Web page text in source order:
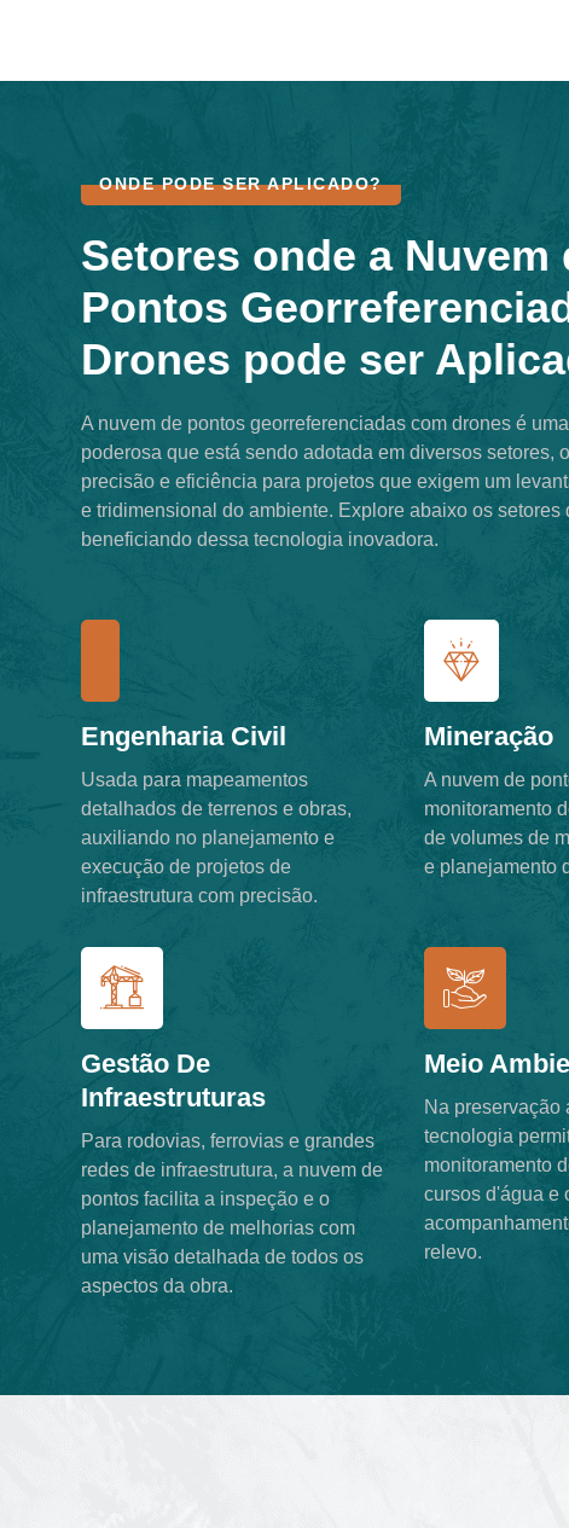
ONDE PODE SER APLICADO?
Setores onde a Nuvem
Pontos
Drones pode ser
A nuvem de pontos georreferenciadas com drones é
poderosa que está sendo adotada em diversos setores,
precisão e eficiência para projetos que exigem um
e tridimensional do ambiente. Explore abaixo os setores
beneficiando dessa tecnologia inovadora.
Engenharia Civil
Usada para mapeamentos
detalhados de terrenos e obras,
auxiliando no planejamento e
execução de projetos de
infraestrutura com precisão.
Mineração
A nuvem de
monitoramento
de volumes de
e planejamento
Gestão De
Infraestruturas
Para rodovias, ferrovias e grandes
redes de infraestrutura, a nuvem de
pontos facilita a inspeção e o
planejamento de melhorias com
uma visão detalhada de todos os
aspectos da obra.
Meio
Na preservação
tecnologia
monitoramento
cursos d'água e
relevo.